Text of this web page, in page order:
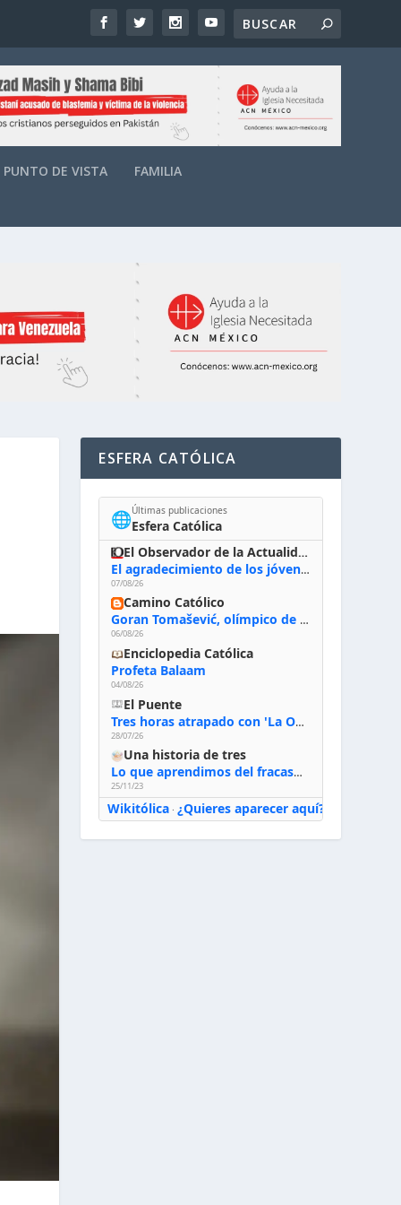
PUNTO DE VISTA FAMILIA
ESFERA CATÓLICA
🌐Últimas publicaciones
Esfera Católica
El Observador de la Actualidad
El agradecimiento de los jóvenes al Papa: «Hoy nos sentimos Iglesia»
07/08/26
Camino Católico
Goran Tomašević, olímpico de waterpolo: «Al terminar el Camino de Santiago entregué mi vida a Cristo; hablé con Dios y le dije: ‘Estoy listo; estoy a tu servicio. Puedo llevar lo que sea necesario para ti’»
06/08/26
Enciclopedia Católica
Profeta Balaam
04/08/26
El Puente
Tres horas atrapado con 'La Odisea' de Nolan
28/07/26
Una historia de tres
Lo que aprendimos del fracaso al emprender
25/11/23
Wikitólica· ¿Quieres aparecer aquí?